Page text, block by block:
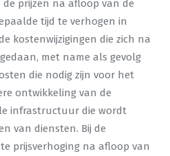
prijzen na afloop van de
tijd te verhogen in
kostenwijzigingen die zich na
met name als gevolg
die nodig zijn voor het
ontwikkeling van de
infrastructuur die wordt
van diensten. Bij de
prijsverhoging na afloop van